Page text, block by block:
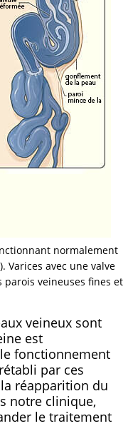
normalement
Varices avec une valve
veineuses fines et
veineux sont
est
fonctionnement
par ces
réapparition du
notre clinique,
le traitement